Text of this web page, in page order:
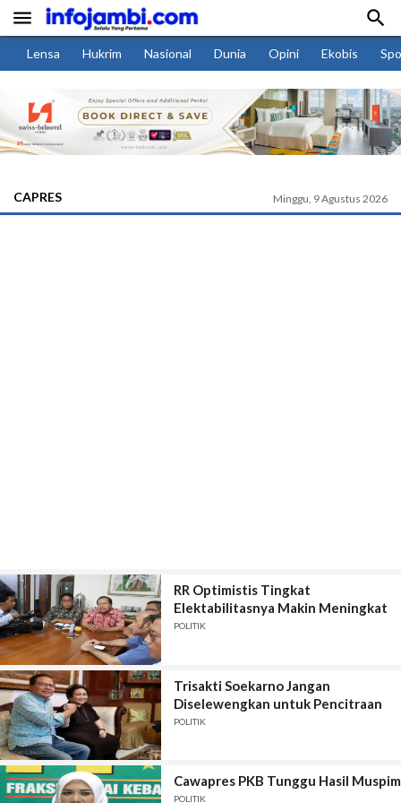
 
Lensa Hukrim Nasional Dunia Opini Ekobis
CAPRES Minggu, 9 Agustus 2026
RR Optimistis Tingkat
Elektabilitasnya Makin Meningkat
POLITIK
Trisakti Soekarno Jangan
Diselewengkan untuk Pencitraan
POLITIK
Cawapres PKB Tunggu Hasil Muspim
POLITIK